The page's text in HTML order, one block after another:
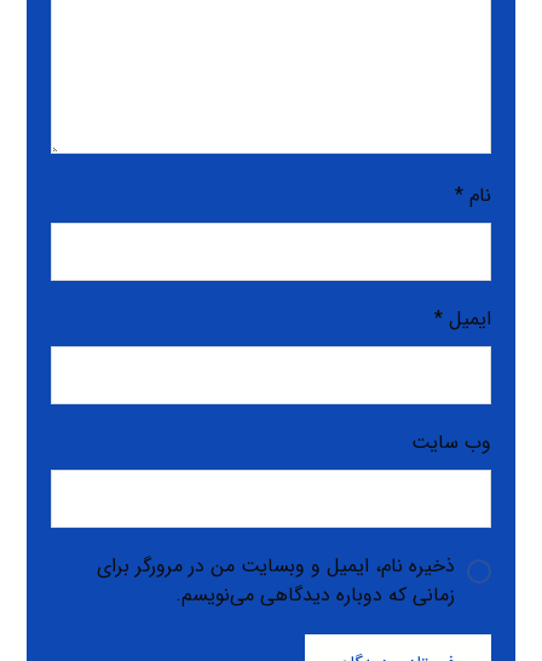
نام*
ایمیل*
وب‌ سایت
ذخیره نام، ایمیل و وبسایت من در مرورگر برای
زمانی که دوباره دیدگاهی می‌نویسم.